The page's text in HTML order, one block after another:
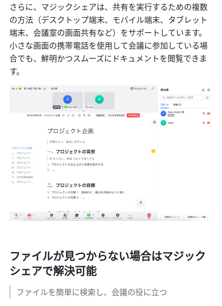
さらに、マジックシェアは、共有を実行するための複数
の方法（デスクトップ端末、モバイル端末、タブレット
端末、会議室の画面共有など）をサポートしています。
小さな画面の携帯電話を使用して会議に参加している場
合でも、鮮明かつスムーズにドキュメントを閲覧できま
す。
ファイルが見つからない場合はマジック
シェアで解決可能
ファイルを簡単に検索し、会議の役に立つ